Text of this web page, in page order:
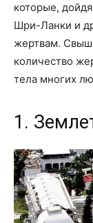
которые,
Шри-Ланки и
жертвам.
количество
тела многих
1.